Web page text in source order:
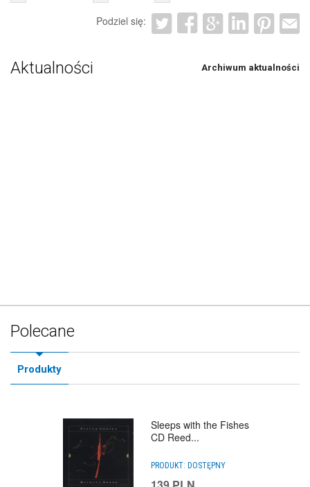
Podziel się:
Aktualności Archiwum aktualności
Polecane
Produkty
Sleeps with the Fishes
CD Reed...
PRODUKT: DOSTĘPNY